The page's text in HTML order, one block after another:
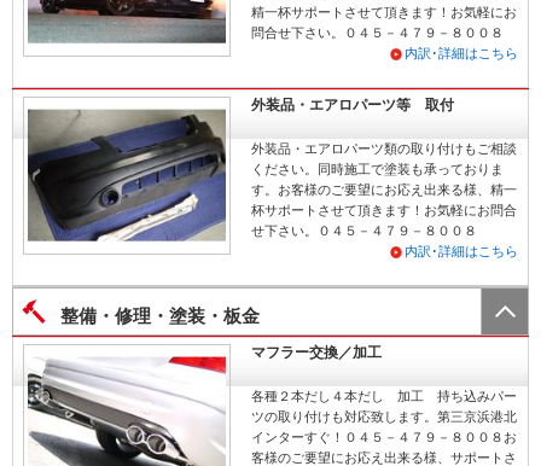
精一杯サポートさせて頂きます！お気軽にお
問合せ下さい。０４５－４７９－８００８
内訳･詳細はこちら
外装品・エアロパーツ等 取付
外装品・エアロパーツ類の取り付けもご相談
ください。同時施工で塗装も承っておりま
す。お客様のご要望にお応え出来る様、精一
杯サポートさせて頂きます！お気軽にお問合
せ下さい。０４５－４７９－８００８
内訳･詳細はこちら
整備・修理・塗装・板金
マフラー交換／加工
各種２本だし４本だし 加工 持ち込みパー
ツの取り付けも対応致します。第三京浜港北
インターすぐ！０４５－４７９－８００８お
客様のご要望にお応え出来る様、サポートさ